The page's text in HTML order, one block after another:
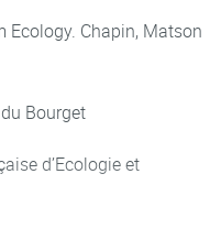
public
Ecology. Chapin, Matson
Bourget
d’Ecologie et